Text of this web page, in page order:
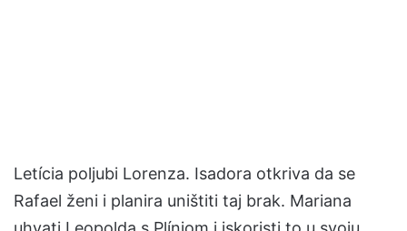
Letícia poljubi Lorenza. Isadora otkriva da se
Rafael ženi i planira uništiti taj brak. Mariana